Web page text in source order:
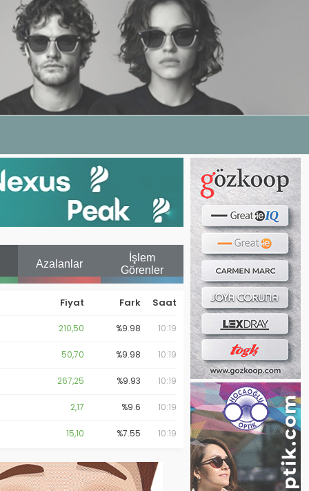
E DERGI WEB TV BIZE YAZIN
Azalanlar
İşlem
Görenler
Fiyat Fark Saat
210,50 %9.98 10:19
50,70 %9.98 10:19
267,25 %9.93 10:19
2,17 %9.6 10:19
15,10 %7.55 10:19